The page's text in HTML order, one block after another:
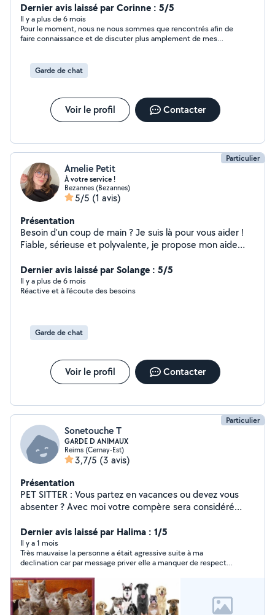
Dernier avis laissé par Corinne : 5/5
Il y a plus de 6 mois
Pour le moment, nous ne nous sommes que rencontrés afin de
faire connaissance et de discuter plus amplement de mes
même génération et franchement, c'est une personne très
agréable et bienveillante. J'attends le mois de juillet pour voir
de remettre un avis.
Garde de chat
Voir le profil Contacter
Particulier
Amelie Petit
À votre service !
Bezannes (Bezannes)
5/5 (1 avis)
Présentation
Besoin d'un coup de main ? Je suis là pour vous aider !
Fiable, sérieuse et polyvalente, je propose mon aide
vos courses Garde d'enfants Monter vos meubles Vous
aider pour un déménagement Garde d'animaux (Chiens
et Chats) Petits travaux et bricolage Et bien d'autres
contacter. Je m'adapte à vos demandes et je fais
toujours le maximum pour que vous soyez satisfait.
Dernier avis laissé par Solange : 5/5
Il y a plus de 6 mois
Réactive et à l'écoute des besoins
Garde de chat
Voir le profil Contacter
Particulier
Sonetouche T
GARDE D ANIMAUX
Reims (Cernay-Est)
3,7/5 (3 avis)
Présentation
PET SITTER : Vous partez en vacances ou devez vous
absenter ? Avec moi votre compère sera considéré
régulièrement depuis de longues années Je propose
divers services : - Garde, visites et promenades à votre
domicile - Garde à mon domicile Je n'accepte plus de
gros chiens ou des animaux sales, destructeurs ou qui
hurlent toute la journée PAS SERIEUX S ABSTENIR
Dernier avis laissé par Halima : 1/5
Il y a 1 mois
Très mauvaise la personne a était agressive suite à ma
declination car par message priver elle a manquer de respect
de la chance de déclinée pour protéger mon chat gestante elle
voulais également prendre le chatons des leur 3 mois révolu